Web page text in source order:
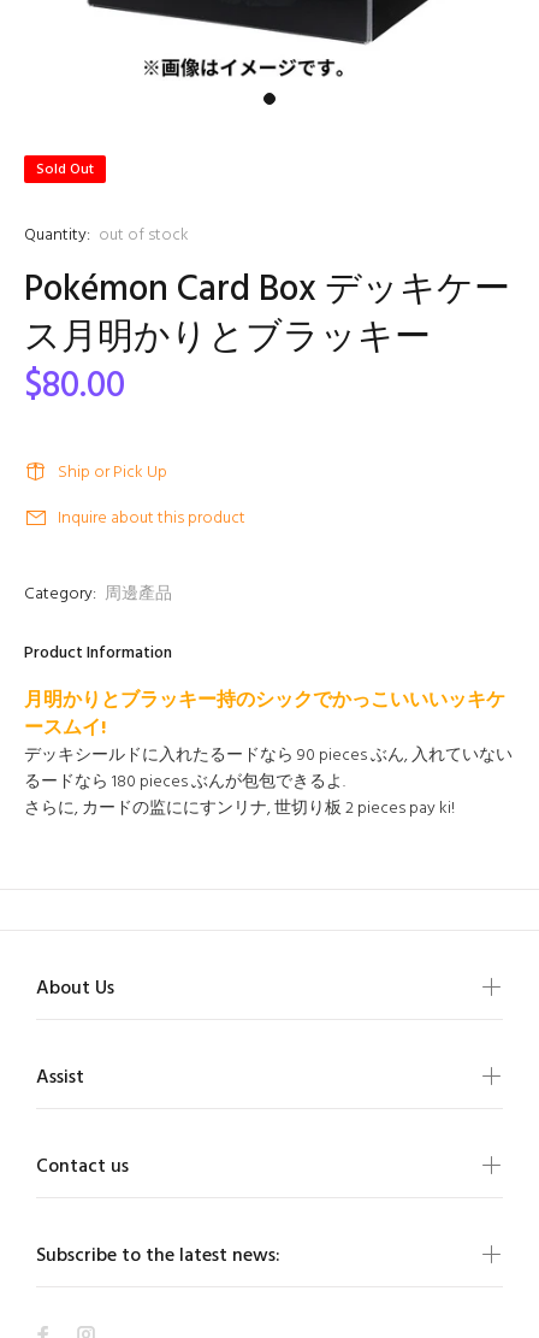
Sold Out
Quantity: out of stock
Pokémon Card Box デッキケー
ス月明かりとブラッキー
$80.00
Ship or Pick Up
Inquire about this product
Category: 周邊產品
Product Information
月明かりとブラッキー持のシックでかっこいいいッキケ
ースムイ!
デッキシールドに入れたるードなら 90 pieces ぶん, 入れていない
るードなら 180 pieces ぶんが包包できるよ.
さらに, カードの监ににすンリナ, 世切り板 2 pieces pay ki!
Subscribe to the latest news:
About Us
Assist
Contact us